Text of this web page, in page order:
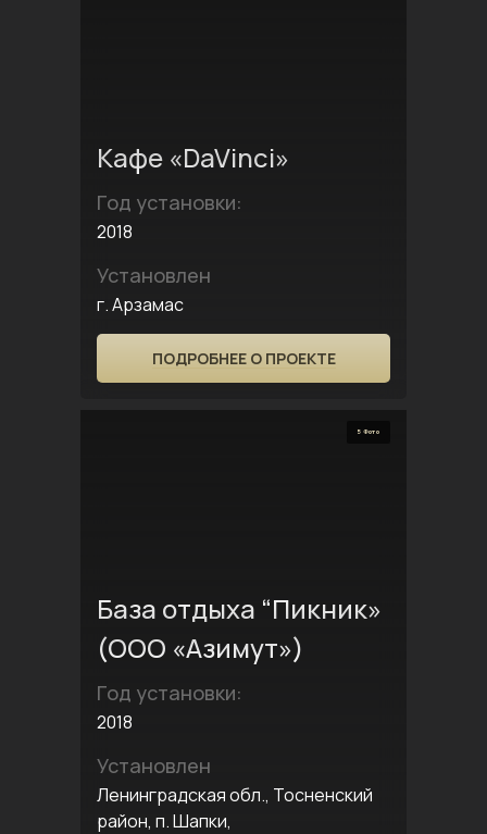
Кафе «DaVinci»
Год установки:
2018
Установлен
г. Арзамас
ПОДРОБНЕЕ О ПРОЕКТЕ
5 Фото
База отдыха “Пикник»
(ООО «Азимут»)
Год установки:
2018
Установлен
Ленинградская обл., Тосненский
район, п. Шапки,